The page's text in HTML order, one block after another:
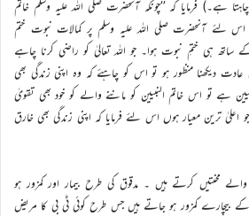
ہے۔) فرمایا کہ ’’چونکہ آنحضرت صلی اللہ علیہ وسلم خاتم
اس لئے آنحضرت صلی اللہ علیہ وسلم پر کمالات نبوت ختم
ہی ختمِ نبوت ہوا۔ جو اللہ تعالیٰ کو راضی کرنا چاہے
دیکھنا منظور ہو تو اس کو چاہئے کہ وہ اپنی زندگی بھی
ہے تو اس خاتم النبیین کو ماننے والے کو خود بھی تقویٰ
ترین معیار ہوں اس لئے فرمایا کہ اپنی زندگی بھی خارق
والے محنتیں کرتے ہیں ۔ مدقوق کی طرح بیمار اور کمزور ہو
بیچارے کمزور ہو جاتے ہیں جس طرح کوئی ٹی بی کا مریض